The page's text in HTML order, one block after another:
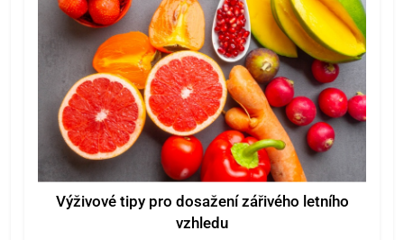
Výživové tipy pro dosažení zářivého letního
vzhledu